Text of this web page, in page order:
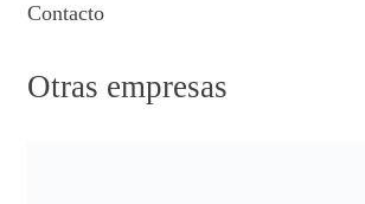
Contacto
Otras empresas